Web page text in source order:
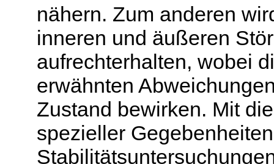
nähern. Zum anderen
inneren und äußeren
aufrechterhalten, wobei
erwähnten
Zustand bewirken. Mit
spezieller